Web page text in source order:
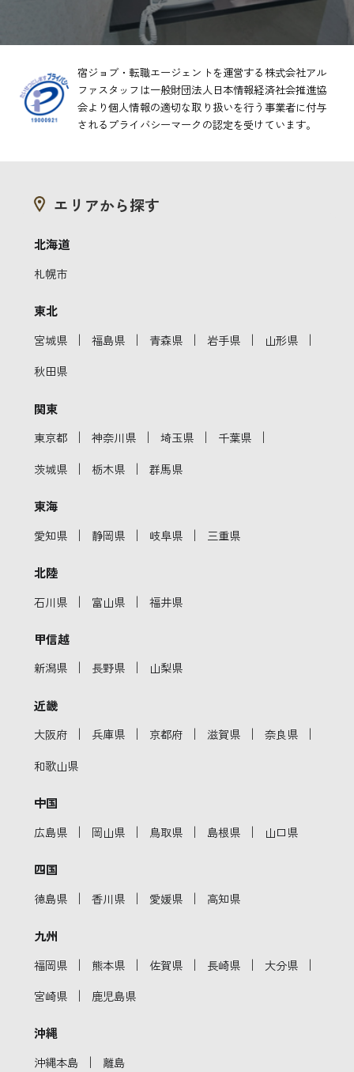
宿ジョブ・転職エージェントを運営する株式会社アル
ファスタッフは一般財団法人日本情報経済社会推進協
会より個人情報の適切な取り扱いを行う事業者に付与
されるプライバシーマークの認定を受けています。
エリアから探す
北海道
札幌市
東北
宮城県 ｜ 福島県 ｜ 青森県 ｜ 岩手県 ｜ 山形県 ｜
秋田県
関東
東京都 ｜ 神奈川県 ｜ 埼玉県 ｜ 千葉県 ｜
茨城県 ｜ 栃木県 ｜ 群馬県
東海
愛知県 ｜ 静岡県 ｜ 岐阜県 ｜ 三重県
北陸
石川県 ｜ 富山県 ｜ 福井県
甲信越
新潟県 ｜ 長野県 ｜ 山梨県
近畿
大阪府 ｜ 兵庫県 ｜ 京都府 ｜ 滋賀県 ｜ 奈良県 ｜
和歌山県
中国
広島県 ｜ 岡山県 ｜ 鳥取県 ｜ 島根県 ｜ 山口県
四国
徳島県 ｜ 香川県 ｜ 愛媛県 ｜ 高知県
九州
福岡県 ｜ 熊本県 ｜ 佐賀県 ｜ 長崎県 ｜ 大分県 ｜
宮崎県 ｜ 鹿児島県
沖縄
沖縄本島 ｜ 離島